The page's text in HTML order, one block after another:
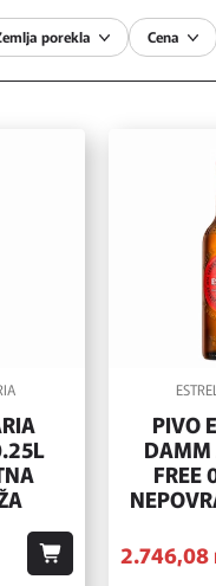
porekla Cena
PIVO
DAMM
FREE
2.746,08